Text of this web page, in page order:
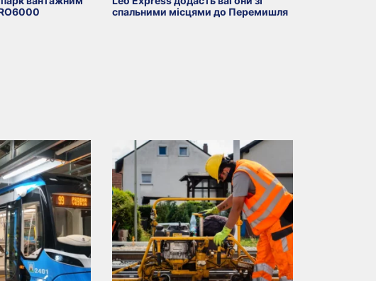
спальними місцями до Перемишля